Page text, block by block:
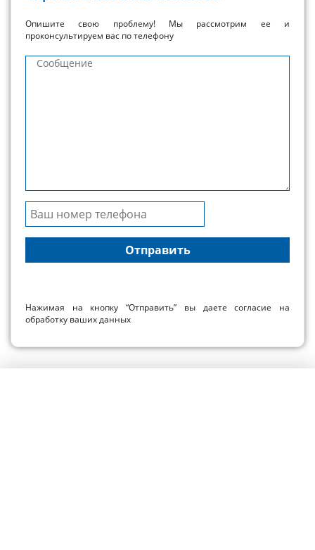
Опишите свою проблему! Мы рассмотрим ее и
проконсультируем вас по телефону
Сообщение
Нажимая на кнопку “Отправить” вы даете согласие на
обработку ваших данных